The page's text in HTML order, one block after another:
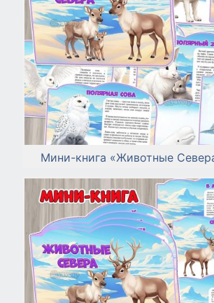
Мини-книга «Животные